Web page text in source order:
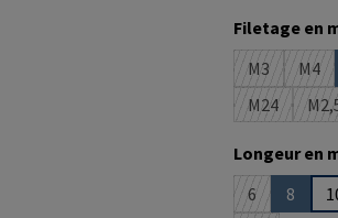
Filetage en
M3
(Cette
M4
M24
(Cette
Longeur en
6
(Cette
8
(Cette